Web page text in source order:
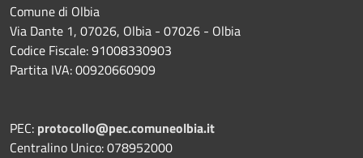
Comune di Olbia
Via Dante 1, 07026, Olbia - 07026 - Olbia
Codice Fiscale: 91008330903
Partita IVA: 00920660909
PEC: protocollo@pec.comuneolbia.it
Centralino Unico: 078952000